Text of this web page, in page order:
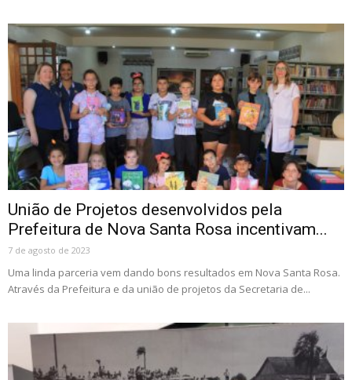
União de Projetos desenvolvidos pela
Prefeitura de Nova Santa Rosa incentivam...
7 de agosto de 2023
Uma linda parceria vem dando bons resultados em Nova Santa Rosa.
Através da Prefeitura e da união de projetos da Secretaria de...